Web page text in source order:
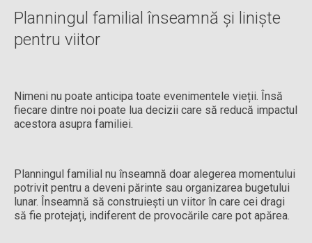
Planningul familial înseamnă și liniște
pentru viitor
Nimeni nu poate anticipa toate evenimentele vieții. Însă
fiecare dintre noi poate lua decizii care să reducă impactul
acestora asupra familiei.
Planningul familial nu înseamnă doar alegerea momentului
potrivit pentru a deveni părinte sau organizarea bugetului
lunar. Înseamnă să construiești un viitor în care cei dragi
să fie protejați, indiferent de provocările care pot apărea.